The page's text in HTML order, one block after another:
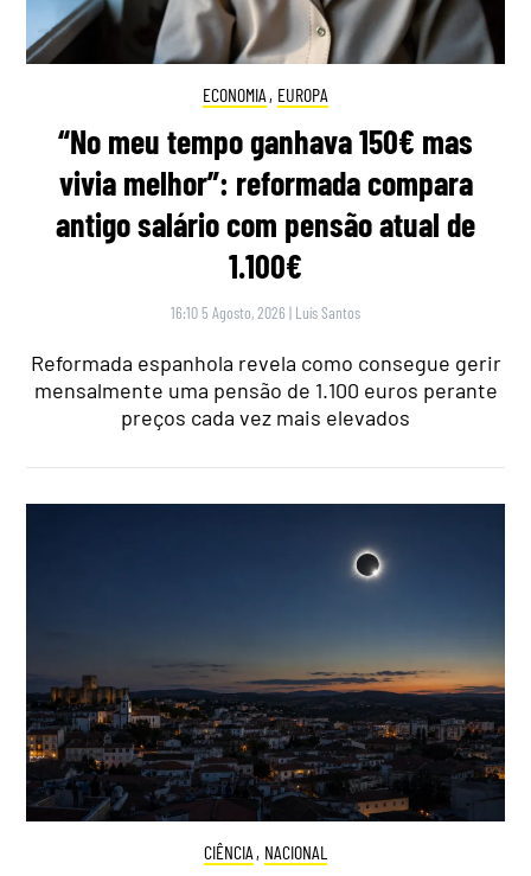
ECONOMIA , EUROPA
“No meu tempo ganhava 150€ mas
vivia melhor”: reformada compara
antigo salário com pensão atual de
1.100€
16:10 5 Agosto, 2026 | Luís Santos
Reformada espanhola revela como consegue gerir
mensalmente uma pensão de 1.100 euros perante
preços cada vez mais elevados
CIÊNCIA , NACIONAL